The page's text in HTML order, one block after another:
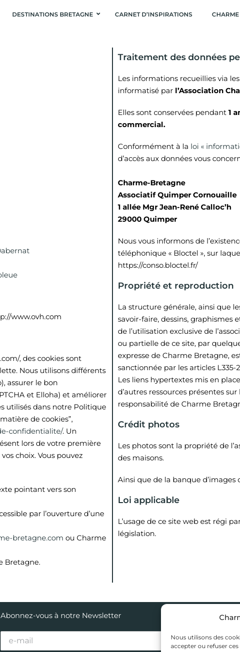
Nous utilisons des
accepter ou refuser
DESTINATIONS BRETAGNE CARNET D’INSPIRATIONS
www.ovh.com
, des cookies sont
Nous utilisons différents
assurer le bon
et Elloha) et améliorer
utilisés dans notre Politique
de cookies”,
confidentialite/. Un
lors de votre première
choix. Vous pouvez
pointant vers son
par l’ouverture d’une
bretagne.com ou Charme
Bretagne.
Traitement des données
Les informations recueillies via
informatisé par l’Association
Elles sont conservées pendant 1
commercial.
Conformément à la loi «
d’accès aux données vous
Charme-Bretagne
Associatif Quimper Cornouaille
1 allée Mgr Jean-René Calloc’h
29000 Quimper
Nous vous informons de
téléphonique « Bloctel », sur
https://conso.bloctel.fr/
Propriété et reproduction
La structure générale, ainsi que
savoir-faire, dessins, graphismes
de l’utilisation exclusive de
ou partielle de ce site, par
expresse de Charme Bretagne,
sanctionnée par les articles
Les liens hypertextes mis en
d’autres ressources présentes
responsabilité de Charme
Crédit photos
Les photos sont la propriété de
des maisons.
Ainsi que de la banque d’images
Loi applicable
L’usage de ce site web est régi
législation.
Abonnez-vous à notre Newsletter
Nos maisons
Vos envies